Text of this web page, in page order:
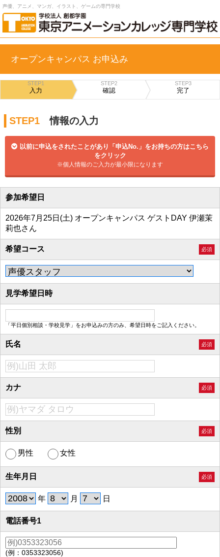
声優、アニメ、マンガ、イラスト、ゲームの専門学校
オープンキャンパス お申込み
STEP1
入力
STEP2
確認
STEP3
完了
STEP1 情報の入力
以前に申込をされたことがあり「申込No.」をお持ちの方はこちら
をクリック
※個人情報のご入力が最小限になります
参加希望日
2026年7月25日(土) オープンキャンパス ゲストDAY 伊瀬茉
莉也さん
希望コース 必須
見学希望日時
「平日個別相談・学校見学」をお申込みの方のみ、希望日時をご記入ください。
氏名 必須
カナ 必須
性別 必須
男性 女性
生年月日 必須
年 月 日
電話番号1
(例：0353323056)